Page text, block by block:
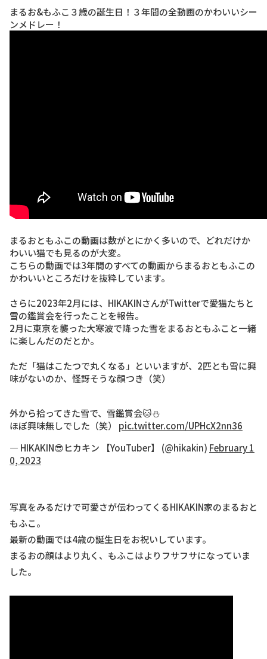
まるお&もふこ３歳の誕生日！３年間の全動画のかわいいシー
ンメドレー！
まるおともふこの動画は数がとにかく多いので、どれだけか
わいい猫でも見るのが大変。
こちらの動画では3年間のすべての動画からまるおともふこの
かわいいところだけを抜粋しています。
さらに2023年2月には、HIKAKINさんがTwitterで愛猫たちと
雪の鑑賞会を行ったことを報告。
2月に東京を襲った大寒波で降った雪をまるおともふこと一緒
に楽しんだのだとか。
ただ「猫はこたつで丸くなる」といいますが、2匹とも雪に興
味がないのか、怪訝そうな顔つき（笑）
外から拾ってきた雪で、雪鑑賞会🐱⛄️
ほぼ興味無しでした（笑） pic.twitter.com/UPHcX2nn36
— HIKAKIN😎ヒカキン 【YouTuber】 (@hikakin) February 1
0, 2023
写真をみるだけで可愛さが伝わってくるHIKAKIN家のまるおと
もふこ。
最新の動画では4歳の誕生日をお祝いしています。
まるおの顔はより丸く、もふこはよりフサフサになっていま
した。